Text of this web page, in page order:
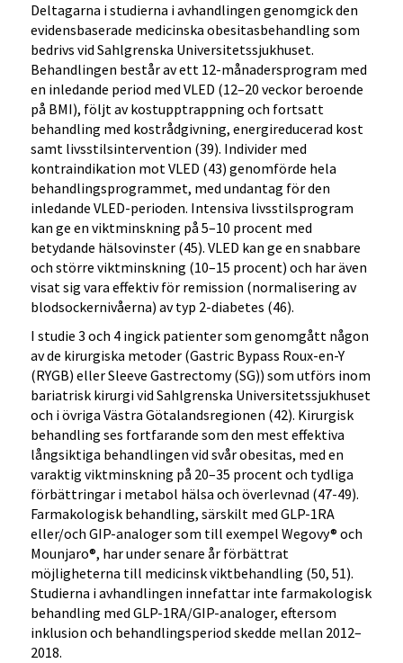
Deltagarna i studierna i avhandlingen genomgick den
evidensbaserade medicinska obesitasbehandling som
bedrivs vid Sahlgrenska Universitetssjukhuset.
Behandlingen består av ett 12-månadersprogram med
en inledande period med VLED (12–20 veckor beroende
på BMI), följt av kostupptrappning och fortsatt
behandling med kostrådgivning, energireducerad kost
samt livsstilsintervention (39). Individer med
kontraindikation mot VLED (43) genomförde hela
behandlingsprogrammet, med undantag för den
inledande VLED-perioden. Intensiva livsstilsprogram
kan ge en viktminskning på 5–10 procent med
betydande hälsovinster (45). VLED kan ge en snabbare
och större viktminskning (10–15 procent) och har även
visat sig vara effektiv för remission (normalisering av
blodsockernivåerna) av typ 2-diabetes (46).
I studie 3 och 4 ingick patienter som genomgått någon
av de kirurgiska metoder (Gastric Bypass Roux-en-Y
(RYGB) eller Sleeve Gastrectomy (SG)) som utförs inom
bariatrisk kirurgi vid Sahlgrenska Universitetssjukhuset
och i övriga Västra Götalandsregionen (42). Kirurgisk
behandling ses fortfarande som den mest effektiva
långsiktiga behandlingen vid svår obesitas, med en
varaktig viktminskning på 20–35 procent och tydliga
förbättringar i metabol hälsa och överlevnad (47-49).
Farmakologisk behandling, särskilt med GLP-1RA
eller/och GIP-analoger som till exempel Wegovy® och
Mounjaro®, har under senare år förbättrat
möjligheterna till medicinsk viktbehandling (50, 51).
Studierna i avhandlingen innefattar inte farmakologisk
behandling med GLP-1RA/GIP-analoger, eftersom
inklusion och behandlingsperiod skedde mellan 2012–
2018.